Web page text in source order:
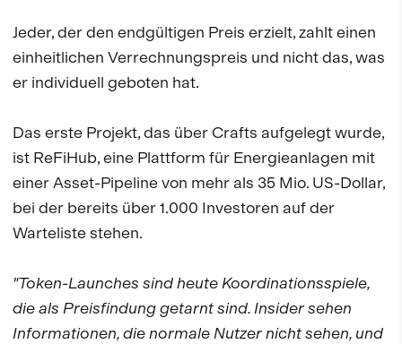
Jeder, der den endgültigen Preis erzielt, zahlt einen
einheitlichen Verrechnungspreis und nicht das, was
er individuell geboten hat.
Das erste Projekt, das über Crafts aufgelegt wurde,
ist ReFiHub, eine Plattform für Energieanlagen mit
einer Asset-Pipeline von mehr als 35 Mio. US-Dollar,
bei der bereits über 1.000 Investoren auf der
Warteliste stehen.
"Token-Launches sind heute Koordinationsspiele,
die als Preisfindung getarnt sind. Insider sehen
Informationen, die normale Nutzer nicht sehen, und